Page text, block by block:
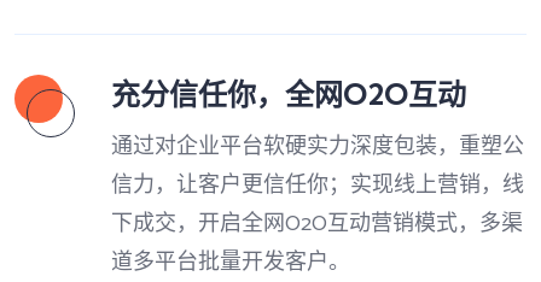
充分信任你，全网O2O互动
通过对企业平台软硬实力深度包装，重塑公
信力，让客户更信任你；实现线上营销，线
下成交，开启全网O2O互动营销模式，多渠
道多平台批量开发客户。